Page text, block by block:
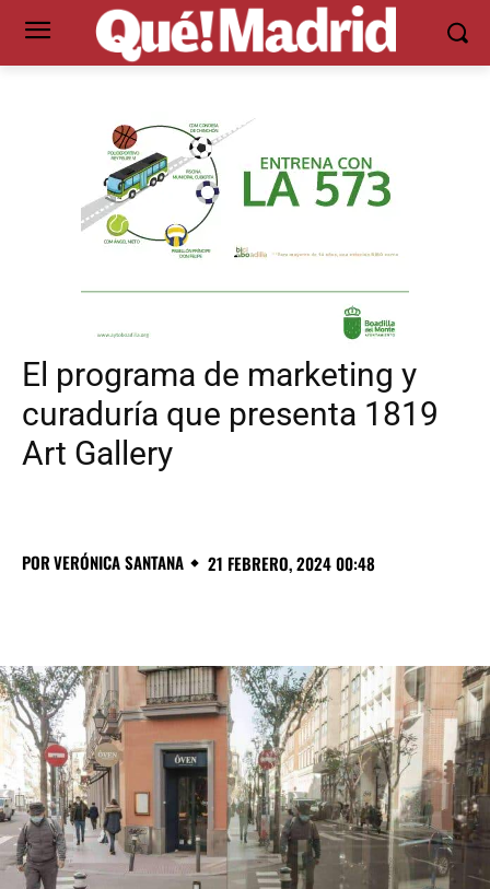
El programa de marketing y
curaduría que presenta 1819
Art Gallery
PORVERÓNICA SANTANA 21 FEBRERO, 2024 00:48